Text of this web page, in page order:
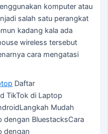
komputer atau
salah satu perangkat
kadang kala ada
wireless tersebut
cara mengatasi
Daftar
TikTok di Laptop
Mudah
dengan BluestacksCara
dengan